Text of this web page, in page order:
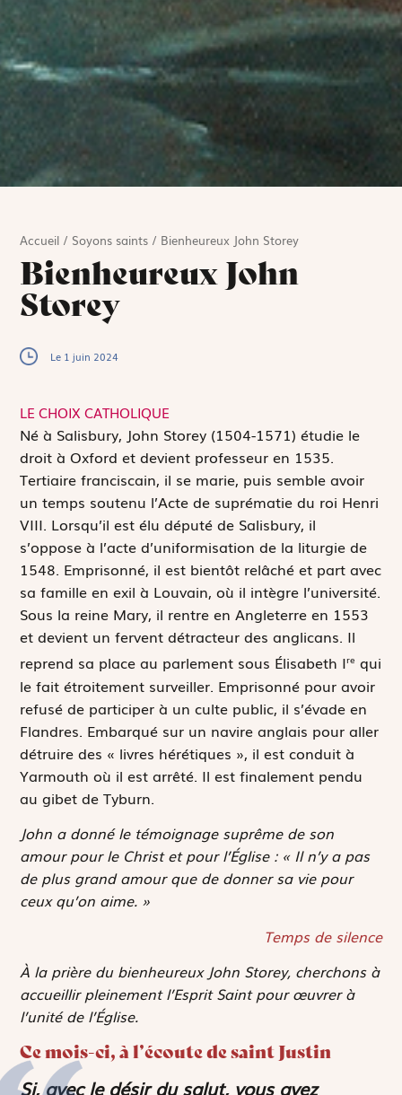
Accueil / Soyons saints / Bienheureux John Storey
Bienheureux John
Storey
Le 1 juin 2024
LE CHOIX CATHOLIQUE
Né à Salisbury, John Storey (1504-1571) étudie le
droit à Oxford et devient professeur en 1535.
Tertiaire franciscain, il se marie, puis semble avoir
un temps soutenu l’Acte de suprématie du roi Henri
VIII. Lorsqu’il est élu député de Salisbury, il
s’oppose à l’acte d’uniformisation de la liturgie de
1548. Emprisonné, il est bientôt relâché et part avec
sa famille en exil à Louvain, où il intègre l’université.
Sous la reine Mary, il rentre en Angleterre en 1553
et devient un fervent détracteur des anglicans. Il
reprend sa place au parlement sous Élisabeth Ire qui
le fait étroitement surveiller. Emprisonné pour avoir
refusé de participer à un culte public, il s’évade en
Flandres. Embarqué sur un navire anglais pour aller
détruire des « livres hérétiques », il est conduit à
Yarmouth où il est arrêté. Il est finalement pendu
au gibet de Tyburn.
John a donné le témoignage suprême de son
amour pour le Christ et pour l’Église : « Il n’y a pas
de plus grand amour que de donner sa vie pour
ceux qu’on aime. »
Temps de silence
À la prière du bienheureux John Storey, cherchons à
accueillir pleinement l’Esprit Saint pour œuvrer à
l’unité de l’Église.
Ce mois-ci, à l’écoute de saint Justin
Si, avec le désir du salut, vous avez